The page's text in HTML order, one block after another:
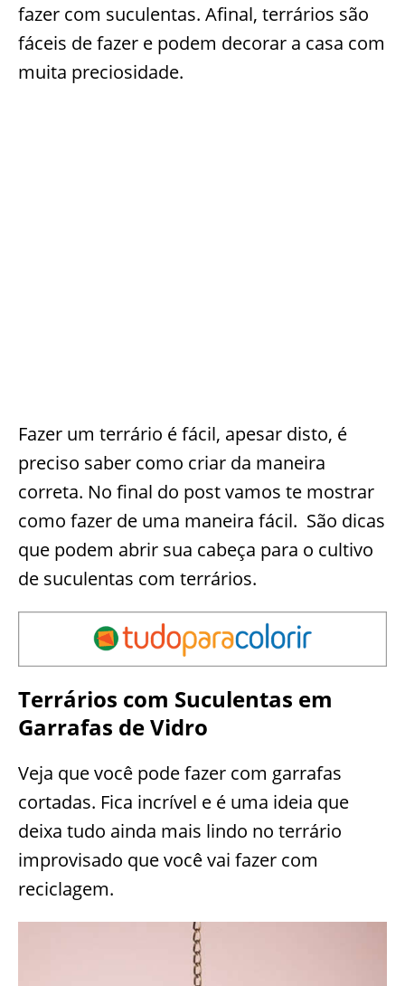
fazer com suculentas. Afinal, terrários são
fáceis de fazer e podem decorar a casa com
muita preciosidade.
Fazer um terrário é fácil, apesar disto, é
preciso saber como criar da maneira
correta. No final do post vamos te mostrar
como fazer de uma maneira fácil. São dicas
que podem abrir sua cabeça para o cultivo
de suculentas com terrários.
Terrários com Suculentas em
Garrafas de Vidro
Veja que você pode fazer com garrafas
cortadas. Fica incrível e é uma ideia que
deixa tudo ainda mais lindo no terrário
improvisado que você vai fazer com
reciclagem.